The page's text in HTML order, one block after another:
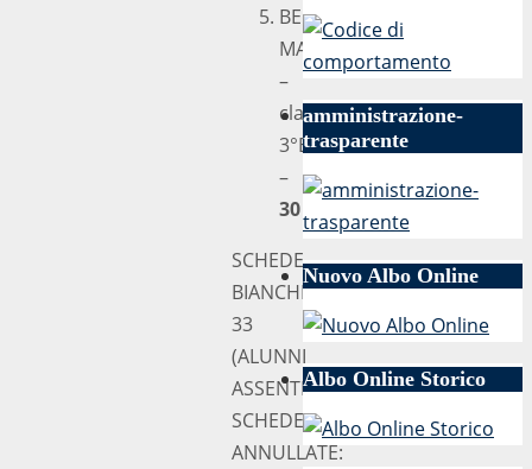
BELLORIO
MAIRA
–
classe
3°B
–
30 VOTI
SCHEDE
BIANCHE:
33
(ALUNNI
ASSENTI)
SCHEDE
ANNULLATE:
amministrazione-
trasparente
Nuovo Albo Online
Albo Online Storico